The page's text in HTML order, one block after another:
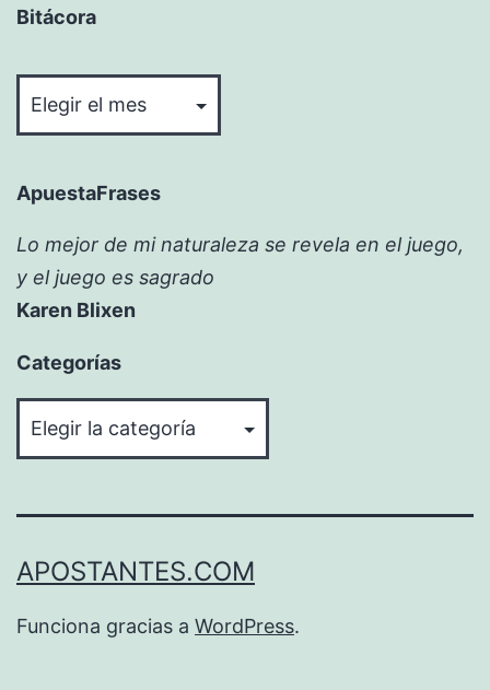
Bitácora
ApuestaFrases
Lo mejor de mi naturaleza se revela en el juego,
y el juego es sagrado
Karen Blixen
Categorías
APOSTANTES.COM
Funciona gracias a WordPress.